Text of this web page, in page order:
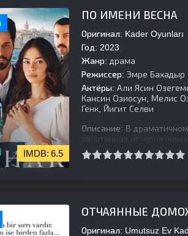
6.5
ПО ИМЕНИ ВЕСНА
Оригинал: Kader Oyunları
Год: 2023
Жанр: драма
Режиссер: Эмре Бахадыр
Актёры: Али Ясин
Кансин Озиосун, Мелис
Генк, Йигит Селви
Описание: В
запутанная история
мужественно борется с
ОТЧАЯННЫЕ
Оригинал: Umutsuz Ev